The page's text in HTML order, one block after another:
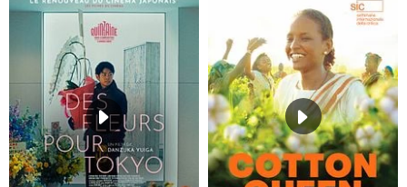
Somme
St Pierre et Miquelon
Tarn-et-Garonne
Territoire de Belfort
Val-d'Oise
Val-de-Marne
Var